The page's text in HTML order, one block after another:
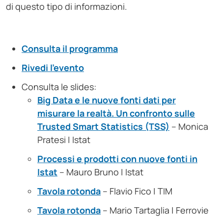
di questo tipo di informazioni.
Consulta il programma
Rivedi l’evento
Consulta le slides:
Big Data e le nuove fonti dati per
misurare la realtà. Un confronto sulle
Trusted Smart Statistics (TSS) – Monica
Pratesi | Istat
Processi e prodotti con nuove fonti in
Istat – Mauro Bruno | Istat
Tavola rotonda – Flavio Fico | TIM
Tavola rotonda – Mario Tartaglia | Ferrovie